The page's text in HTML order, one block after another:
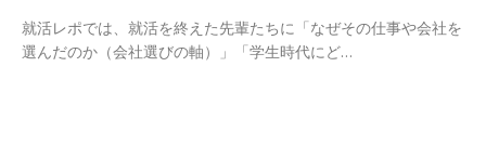
就活レポでは、就活を終えた先輩たちに「なぜその仕事や会社を
選んだのか（会社選びの軸）」「学生時代にど…